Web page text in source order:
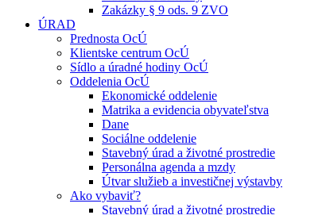
Zakázky § 9 ods. 9 ZVO
ÚRAD
Prednosta OcÚ
Klientske centrum OcÚ
Sídlo a úradné hodiny OcÚ
Oddelenia OcÚ
Ekonomické oddelenie
Matrika a evidencia obyvateľstva
Dane
Sociálne oddelenie
Stavebný úrad a životné prostredie
Personálna agenda a mzdy
Útvar služieb a investičnej výstavby
Ako vybaviť?
Stavebný úrad a životné prostredie